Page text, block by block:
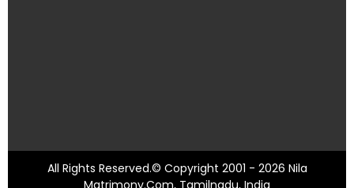
All Rights Reserved.© Copyright 2001 - 2026 Nila
Matrimony.Com, Tamilnadu, India